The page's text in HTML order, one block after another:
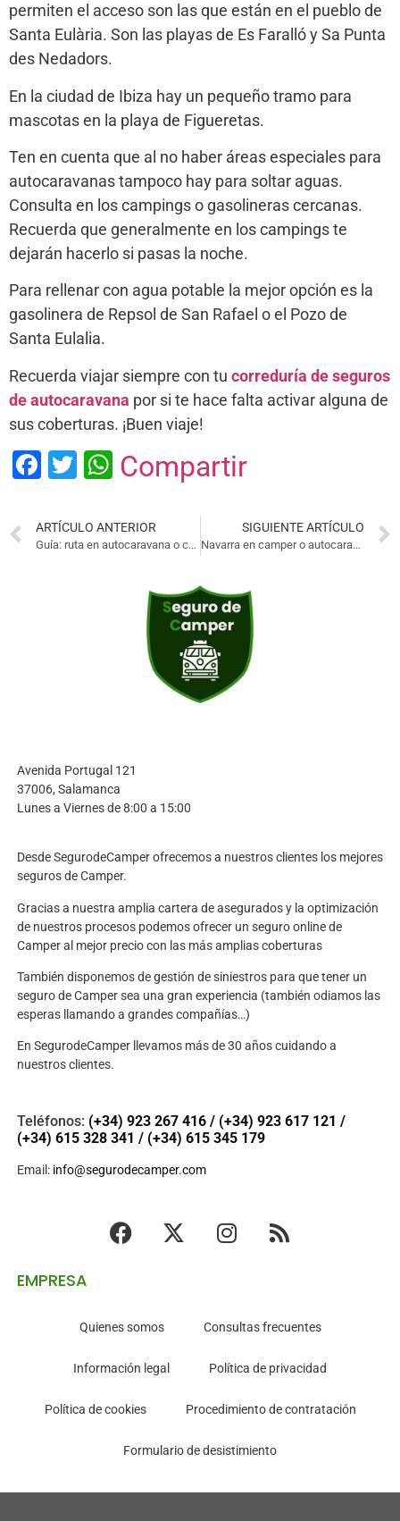
permiten el acceso son las que están en el pueblo de
Santa Eulària. Son las playas de Es Faralló y Sa Punta
des Nedadors.
En la ciudad de Ibiza hay un pequeño tramo para
mascotas en la playa de Figueretas.
Ten en cuenta que al no haber áreas especiales para
autocaravanas tampoco hay para soltar aguas.
Consulta en los campings o gasolineras cercanas.
Recuerda que generalmente en los campings te
dejarán hacerlo si pasas la noche.
Para rellenar con agua potable la mejor opción es la
gasolinera de Repsol de San Rafael o el Pozo de
Santa Eulalia.
Recuerda viajar siempre con tu correduría de seguros
de autocaravana por si te hace falta activar alguna de
sus coberturas. ¡Buen viaje!
Facebook
Twitter
WhatsApp
Compartir
ARTÍCULO ANTERIOR
Guía: ruta en autocaravana o camper por Alicante
SIGUIENTE ARTÍCULO
Navarra en camper o autocaravana
Avenida Portugal 121
37006, Salamanca
Lunes a Viernes de 8:00 a 15:00
Desde SegurodeCamper ofrecemos a nuestros clientes los mejores
seguros de Camper.
Gracias a nuestra amplia cartera de asegurados y la optimización
de nuestros procesos podemos ofrecer un seguro online de
Camper al mejor precio con las más amplias coberturas
También disponemos de gestión de siniestros para que tener un
seguro de Camper sea una gran experiencia (también odiamos las
esperas llamando a grandes compañías…)
En SegurodeCamper llevamos más de 30 años cuidando a
nuestros clientes.
Teléfonos: (+34) 923 267 416/ (+34) 923 617 121 /
(+34) 615 328 341 / (+34) 615 345 179
Email: info@segurodecamper.com
EMPRESA
Quienes somos Consultas frecuentes
Información legal Política de privacidad
Política de cookies Procedimiento de contratación
Formulario de desistimiento